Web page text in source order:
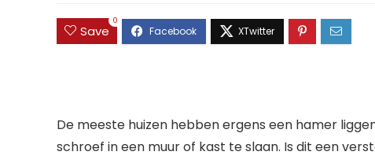
Save
0
De meeste huizen hebben ergens een hamer
schroef in een muur of kast te slaan. Is dit een